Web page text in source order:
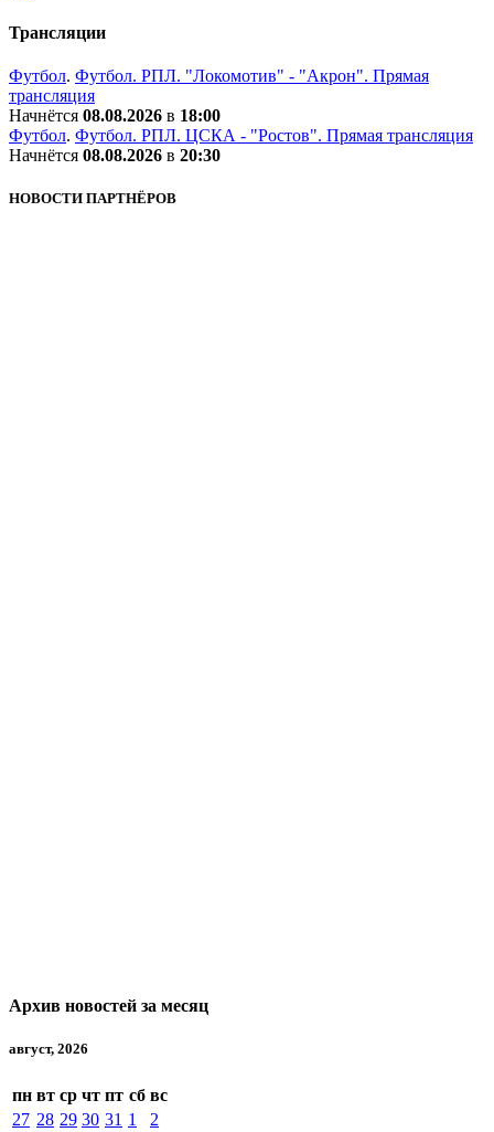
Трансляции
Футбол. Футбол. РПЛ. "Локомотив" - "Акрон". Прямая
трансляция
Начнётся 08.08.2026 в 18:00
Футбол. Футбол. РПЛ. ЦСКА - "Ростов". Прямая трансляция
Начнётся 08.08.2026 в 20:30
НОВОСТИ ПАРТНЁРОВ
Архив новостей за месяц
август, 2026
пн вт ср чт пт сб вс
27 28 29 30 31 1
2